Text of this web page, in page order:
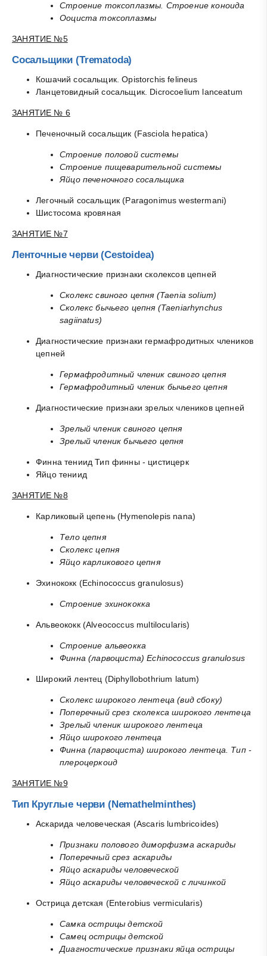
Строение токсоплазмы. Строение коноида
Ооциста токсоплазмы
ЗАНЯТИЕ №5
Сосальщики (Trematoda)
Кошачий сосальщик. Opistorchis felineus
Ланцетовидный сосальщик. Dicrocoelium lanceatum
ЗАНЯТИЕ № 6
Печеночный сосальщик (Fasciola hepatica)
Строение половой системы
Строение пищеварительной системы
Яйцо печеночного сосальщика
Легочный сосальщик (Paragonimus westermani)
Шистосома кровяная
ЗАНЯТИЕ №7
Ленточные черви (Cestoidea)
Диагностические признаки сколексов цепней
Сколекс свиного цепня (Taenia solium)
Сколекс бычьего цепня (Taeniarhynchus
sagiinatus)
Диагностические признаки гермафродитных члеников
цепней
Гермафродитный членик свиного цепня
Гермафродитный членик бычьего цепня
Диагностические признаки зрелых члеников цепней
Зрелый членик свиного цепня
Зрелый членик бычьего цепня
Финна тениид Тип финны - цистицерк
Яйцо тениид
ЗАНЯТИЕ №8
Карликовый цепень (Hymenolepis nana)
Тело цепня
Сколекс цепня
Яйцо карликового цепня
Эхинококк (Echinococcus granulosus)
Строение эхинококка
Альвеококк (Alveococcus multilocularis)
Строение альвеокка
Финна (ларвоциста) Echinococcus granulosus
Широкий лентец (Diphyllobothrium latum)
Сколекс широкого лентеца (вид сбоку)
Поперечный срез сколекса широкого лентеца
Зрелый членик широкого лентеца
Яйцо широкого лентеца
Финна (ларвоциста) широкого лентеца. Тип -
плероцеркоид
ЗАНЯТИЕ №9
Тип Круглые черви (Nemathelminthes)
Аскарида человеческая (Ascaris lumbricoides)
Признаки полового диморфизма аскариды
Поперечный срез аскариды
Яйцо аскариды человеческой
Яйцо аскариды человеческой с личинкой
Острица детская (Enterobius vermicularis)
Самка острицы детской
Самец острицы детской
Диагностические признаки яйца острицы